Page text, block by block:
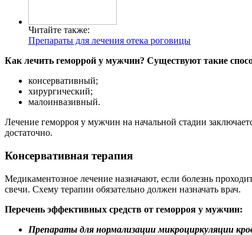
Читайте также:
Препараты для лечения отека роговицы
Как лечить геморрой у мужчин? Существуют такие
консервативный;
хирургический;
малоинвазивный.
Лечение геморроя у мужчин на начальной стадии
достаточно.
Консервативная терапия
Медикаментозное лечение назначают, если болезнь
свечи. Схему терапии обязательно должен назначать врач.
Перечень эффективных средств от геморроя у мужчин:
Препараты для нормализации микроциркуляции